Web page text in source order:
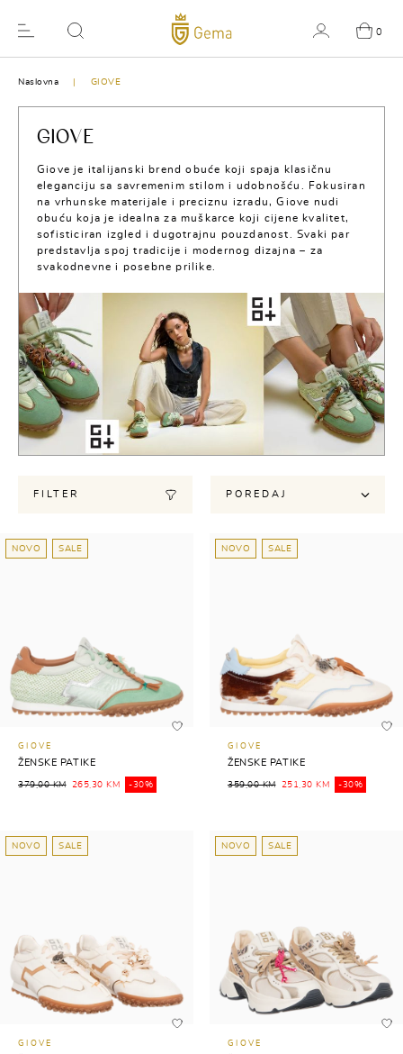
0
Naslovna GIOVE
GIOVE
Giove je italijanski brend obuće koji spaja klasičnu
eleganciju sa savremenim stilom i udobnošću. Fokusiran
na vrhunske materijale i preciznu izradu, Giove nudi
obuću koja je idealna za muškarce koji cijene kvalitet,
sofisticiran izgled i dugotrajnu pouzdanost. Svaki par
predstavlja spoj tradicije i modernog dizajna – za
svakodnevne i posebne prilike.
FILTER POREDAJ
NOVO SALE
GIOVE
ŽENSKE PATIKE
379,00 KM 265,30 KM -30%
NOVO SALE
GIOVE
ŽENSKE PATIKE
359,00 KM 251,30 KM -30%
NOVO SALE
GIOVE
NOVO SALE
GIOVE